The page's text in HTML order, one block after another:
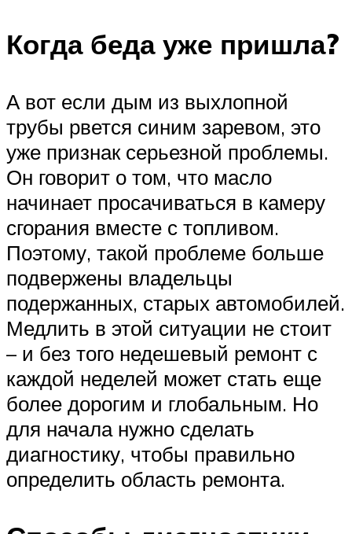
Когда беда уже пришла?
А вот если дым из выхлопной
трубы рвется синим заревом, это
уже признак серьезной проблемы.
Он говорит о том, что масло
начинает просачиваться в камеру
сгорания вместе с топливом.
Поэтому, такой проблеме больше
подвержены владельцы
подержанных, старых автомобилей.
Медлить в этой ситуации не стоит
– и без того недешевый ремонт с
каждой неделей может стать еще
более дорогим и глобальным. Но
для начала нужно сделать
диагностику, чтобы правильно
определить область ремонта.